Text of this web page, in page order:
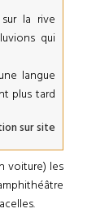
la rive
qui
langue
plus tard
sur site
voiture) les